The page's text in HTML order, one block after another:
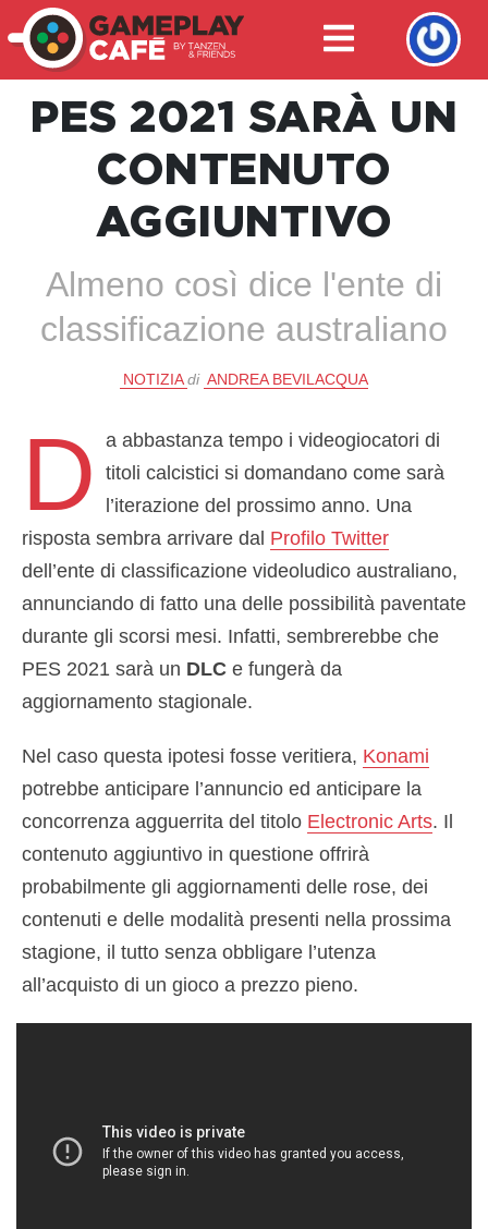
PES 2021 SARÀ UN
CONTENUTO
AGGIUNTIVO
Almeno così dice l'ente di
classificazione australiano
NOTIZIA di ANDREA BEVILACQUA
D
a abbastanza tempo i videogiocatori di
titoli calcistici si domandano come sarà
l’iterazione del prossimo anno. Una
risposta sembra arrivare dal Profilo Twitter
dell’ente di classificazione videoludico australiano,
annunciando di fatto una delle possibilità paventate
durante gli scorsi mesi. Infatti, sembrerebbe che
PES 2021 sarà un DLC e fungerà da
aggiornamento stagionale.
Nel caso questa ipotesi fosse veritiera, Konami
potrebbe anticipare l’annuncio ed anticipare la
concorrenza agguerrita del titolo Electronic Arts. Il
contenuto aggiuntivo in questione offrirà
probabilmente gli aggiornamenti delle rose, dei
contenuti e delle modalità presenti nella prossima
stagione, il tutto senza obbligare l’utenza
all’acquisto di un gioco a prezzo pieno.